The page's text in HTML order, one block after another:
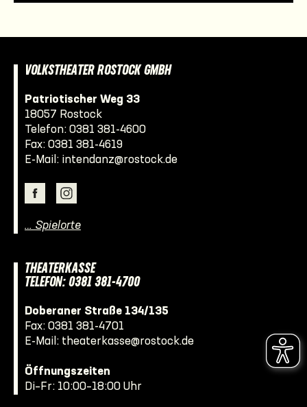
VOLKSTHEATER ROSTOCK GMBH
Patriotischer Weg 33
18057 Rostock
Telefon: 0381 381-4600
Fax: 0381 381-4619
E-Mail: intendanz@rostock.de
… Spielorte
THEATERKASSE
TELEFON: 0381 381-4700
Doberaner Straße 134/135
Fax: 0381 381-4701
E-Mail: theaterkasse@rostock.de
Öffnungszeiten
Di–Fr: 10:00–18:00 Uhr